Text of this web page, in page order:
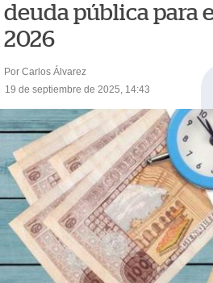
deuda pública para
2026
Por Carlos Álvarez
19 de septiembre de 2025, 14:43